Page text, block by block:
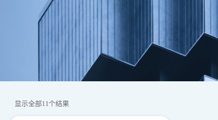
显示全部11个结果